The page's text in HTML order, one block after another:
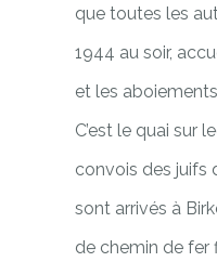
que toutes les
1944 au soir,
et les
C’est le quai sur
convois des juifs
sont arrivés à
de chemin de fer